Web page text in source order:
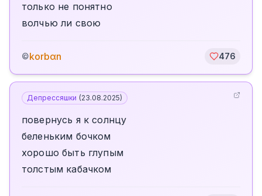
только не понятно
волчью ли свою
©korbαn 476
Депрессяшки (23.08.2025)
повернусь я к солнцу
беленьким бочком
хорошо быть глупым
толстым кабачком